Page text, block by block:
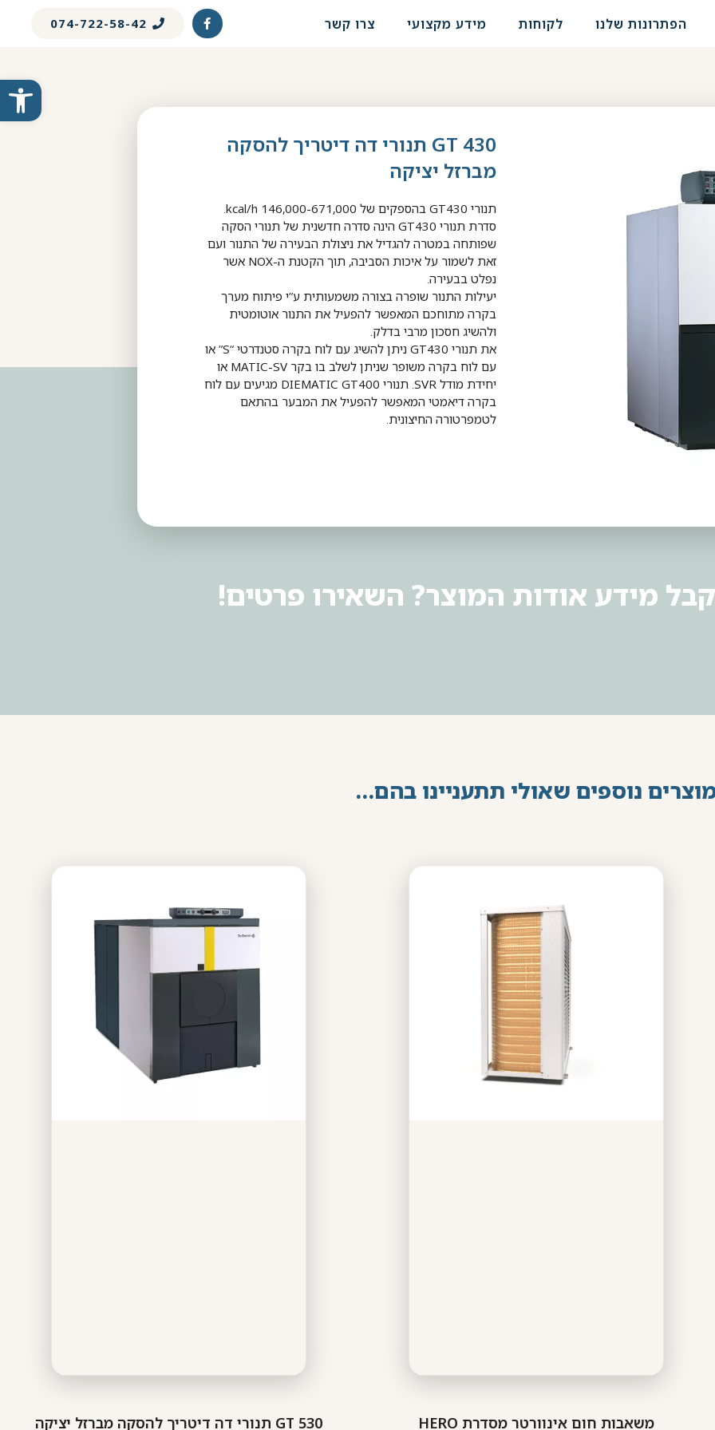
הפתרונות שלנו לקוחות מידע מקצועי צרו קשר 074-722-58-42
GT 430 תנורי דה דיטריך להסקה
מברזל יציקה
תנורי GT430 בהספקים של kcal/h 146,000-671,000.
סדרת תנורי GT430 הינה סדרה חדשנית של תנורי הסקה
שפותחה במטרה להגדיל את ניצולת הבעירה של התנור ועם
זאת לשמור על איכות הסביבה, תוך הקטנת ה-NOX אשר
נפלט בבעירה.
יעילות התנור שופרה בצורה משמעותית ע”י פיתוח מערך
בקרה מתוחכם המאפשר להפעיל את התנור אוטומטית
ולהשיג חסכון מרבי בדלק.
את תנורי GT430 ניתן להשיג עם לוח בקרה סטנדרטי “S” או
עם לוח בקרה משופר שניתן לשלב בו בקר MATIC-SV או
יחידת מודל SVR. תנורי DIEMATIC GT400 מגיעים עם לוח
בקרה דיאמטי המאפשר להפעיל את המבער בהתאם
לטמפרטורה החיצונית.
מידע אודות המוצר? השאירו פרטים!
נוספים שאולי תתעניינו בהם…
משאבות חום אינוורטר מסדרת HERO GT 530 תנורי דה דיטריך להסקה מברזל יציקה